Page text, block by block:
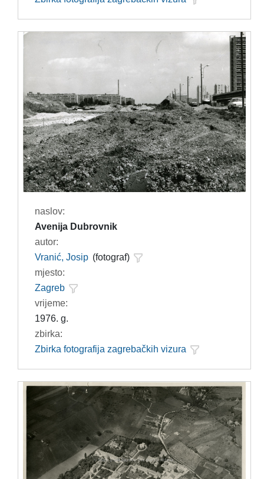
naslov:
Avenija Dubrovnik
autor:
Vranić, Josip (fotograf)
mjesto:
Zagreb
vrijeme:
1976. g.
zbirka:
Zbirka fotografija zagrebačkih vizura